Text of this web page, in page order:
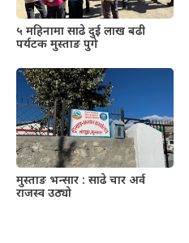
५ महिनामा साढे दुई लाख बढी
पर्यटक मुस्ताङ पुगे
मुस्ताङ भन्सार : साढे चार अर्व
राजस्व उठ्यो